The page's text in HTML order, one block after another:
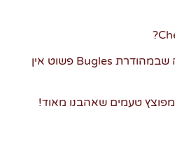
אין לנו תשובה, אבל כנראה שבמהודרת Bugles פשוט אין
טעמים שאהבנו מאוד!